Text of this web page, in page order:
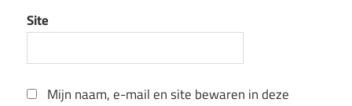
Site
Mijn naam, e-mail en site bewaren in deze